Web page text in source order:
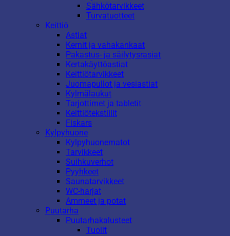
Sähkötarvikkeet
Turvatuotteet
Keittiö
Astiat
Kernit ja vahakankaat
Pakastus- ja säilytysrasiat
Kertakäyttöastiat
Keittiötarvikkeet
Juomapullot ja vesiastiat
Kylmälaukut
Tarjottimet ja tabletit
Keittiötekstiilit
Fiskars
Kylpyhuone
Kylpyhuonematot
Tarvikkeet
Suihkuverhot
Pyyhkeet
Saunatarvikkeet
WC-harjat
Ammeet ja potat
Puutarha
Puutarhakalusteet
Tuolit